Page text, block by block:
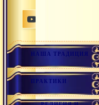
НАША ТРАДИЦИЯ
ПРАКТИКИ